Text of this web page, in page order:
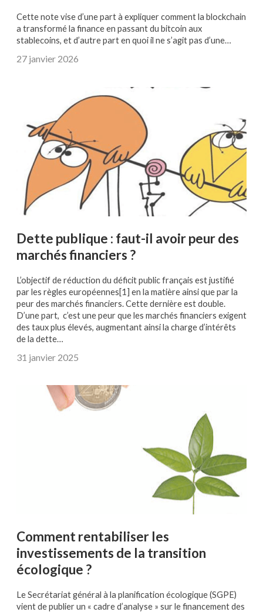
Cette note vise d’une part à expliquer comment la blockchain
a transformé la finance en passant du bitcoin aux
stablecoins, et d’autre part en quoi il ne s’agit pas d’une…
27 janvier 2026
Dette publique : faut-il avoir peur des
marchés financiers ?
L’objectif de réduction du déficit public français est justifié
par les règles européennes[1] en la matière ainsi que par la
peur des marchés financiers. Cette dernière est double.
D’une part, c’est une peur que les marchés financiers exigent
des taux plus élevés, augmentant ainsi la charge d’intérêts
de la dette…
31 janvier 2025
Comment rentabiliser les
investissements de la transition
écologique ?
Le Secrétariat général à la planification écologique (SGPE)
vient de publier un « cadre d’analyse » sur le financement des